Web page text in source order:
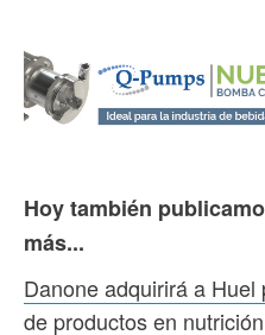
Hoy también
más...
Danone adquirirá a
de productos en